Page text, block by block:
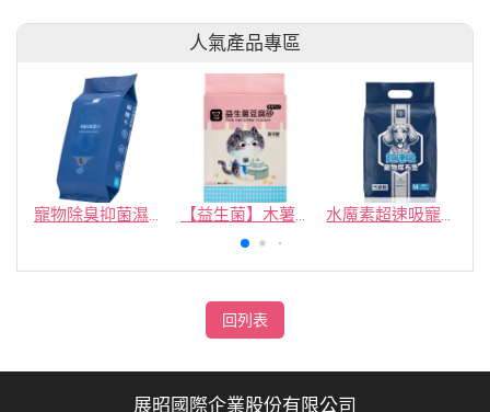
人氣產品專區
寵物除臭抑菌濕紙巾／30抽／無味【4包100】 【益生菌】木薯豆腐砂/豆腐砂 (1包最低$119起)抽貓砂機 水魔素超速吸寵物尿布墊買1送1
回列表
展昭國際企業股份有限公司